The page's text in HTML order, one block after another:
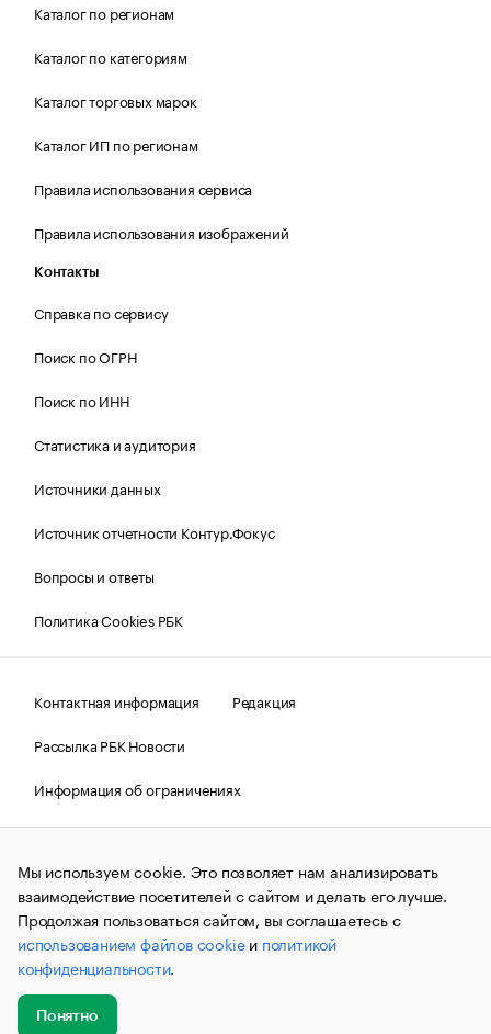
Каталог по регионам
Каталог по категориям
Каталог торговых марок
Каталог ИП по регионам
Правила использования сервиса
Правила использования изображений
Контакты
Справка по сервису
Поиск по ОГРН
Поиск по ИНН
Статистика и аудитория
Источники данных
Источник отчетности Контур.Фокус
Вопросы и ответы
Политика Cookies РБК
Контактная информация
Редакция
Рассылка РБК Новости
Информация об ограничениях
Правовая информация
О соблюдении авторских прав
© АО «РОСБИЗНЕСКОНСАЛТИНГ»,1995–2026.Сообщения
и материалы информационного агентства «РБК»
(зарегистрировано Федеральной службой по надзору в сфере
связи, информационных технологий и массовых
коммуникаций (Роскомнадзор) 09.12.2015 за номером ИА
№ФС77-63848) сопровождаются пометкой «РБК». Отдельные
публикации могут содержать информацию,
не предназначенную для пользователей
до 18 лет.
Мы используем cookie. Это позволяет нам анализировать
взаимодействие посетителей с сайтом и делать его лучше.
Продолжая пользоваться сайтом, вы соглашаетесь с
использованием файлов cookieи политикой
конфиденциальности.
Понятно